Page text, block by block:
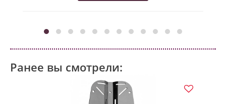
Ранее вы смотрели: